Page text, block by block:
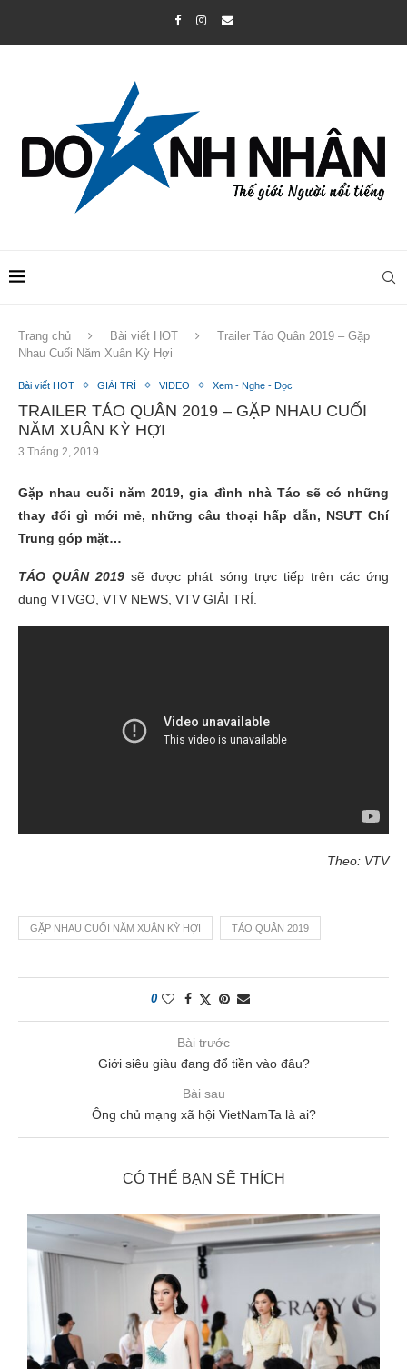
Trang chủ Bài viết HOT
Trailer Táo Quân 2019 – Gặp
Nhau Cuối Năm Xuân Kỳ Hợi
Bài viết HOT GIẢI TRÍ VIDEO Xem - Nghe - Đọc
TRAILER TÁO QUÂN 2019 – GẶP NHAU CUỐI
NĂM XUÂN KỲ HỢI
3 Tháng 2, 2019
Gặp nhau cuối năm 2019, gia đình nhà Táo sẽ có những
thay đổi gì mới mẻ, những câu thoại hấp dẫn, NSƯT Chí
Trung góp mặt…
TÁO QUÂN 2019 sẽ được phát sóng trực tiếp trên các ứng
dụng VTVGO, VTV NEWS, VTV GIẢI TRÍ.
Theo: VTV
GẶP NHAU CUỐI NĂM XUÂN KỲ HỢI TÁO QUÂN 2019
0
Bài trước
Giới siêu giàu đang đổ tiền vào đâu?
Bài sau
Ông chủ mạng xã hội VietNamTa là ai?
CÓ THỂ BẠN SẼ THÍCH